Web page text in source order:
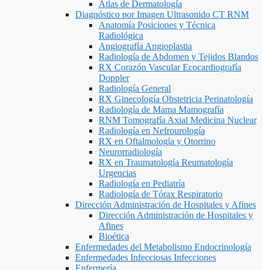
Atlas de Dermatología
Diagnóstico por Imagen Ultrasonido CT RNM
Anatomía Posiciones y Técnica
Radiológica
Angiografía Angioplastia
Radiología de Abdomen y Tejidos Blandos
RX Corazón Vascular Ecocardiografía
Doppler
Radiología General
RX Ginecología Obstetricia Perinatología
Radiología de Mama Mamografía
RNM Tomografía Axial Medicina Nuclear
Radiología en Nefrourología
RX en Oftalmología y Otorrino
Neurorradiología
RX en Traumatología Reumatología
Urgencias
Radiología en Pediatría
Radiología de Tórax Respiratorio
Dirección Administración de Hospitales y Afines
Dirección Administración de Hospitales y
Afines
Bioética
Enfermedades del Metabolismo Endocrinología
Enfermedades Infecciosas Infecciones
Enfermería